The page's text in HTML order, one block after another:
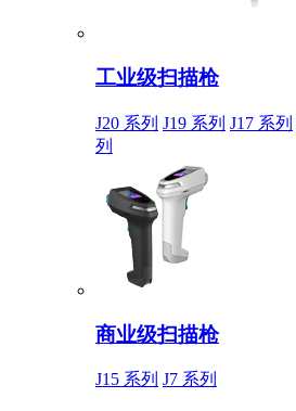
工业级扫描枪
J20 系列 J19 系列 J17 系列
列
商业级扫描枪
J15 系列 J7 系列